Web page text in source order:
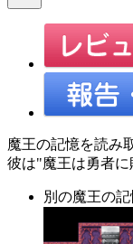
魔王の記憶を読み
彼は"魔王は勇者
別の魔王の